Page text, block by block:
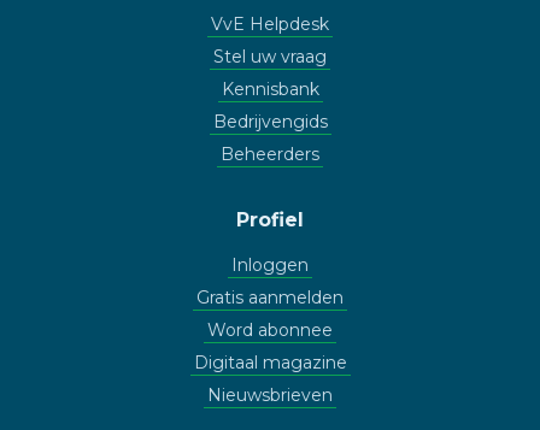
VvE Helpdesk
Stel uw vraag
Kennisbank
Bedrijvengids
Beheerders
Profiel
Inloggen
Gratis aanmelden
Word abonnee
Digitaal magazine
Nieuwsbrieven